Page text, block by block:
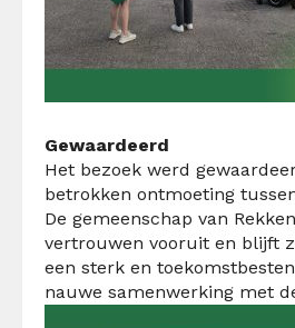
Gewaardeerd
Het bezoek werd
betrokken ontmoeting
De gemeenschap van
vertrouwen vooruit en blijft
een sterk en
nauwe samenwerking met